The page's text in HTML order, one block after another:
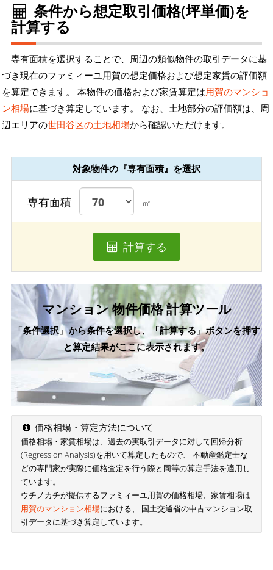
条件から想定取引価格(坪単価)を
計算する
専有面積を選択することで、周辺の類似物件の取引データに基
づき現在のファミィーユ用賀の想定価格および想定家賃の評価額
を算定できます。 本物件の価格および家賃算定は用賀のマンショ
ン相場に基づき算定しています。 なお、土地部分の評価額は、周
辺エリアの世田谷区の土地相場から確認いただけます。
対象物件の『専有面積』を選択
専有面積 ㎡
計算する
マンション 物件価格 計算ツール
「条件選択」から条件を選択し、「計算する」ボタンを押す
と算定結果がここに表示されます。
価格相場・算定方法について
価格相場・家賃相場は、過去の実取引データに対して回帰分析
(Regression Analysis)を用いて算定したもので、 不動産鑑定士な
どの専門家が実際に価格査定を行う際と同等の算定手法を適用し
ています。
ウチノカチが提供するファミィーユ用賀の価格相場、家賃相場は
用賀のマンション相場における、 国土交通省の中古マンション取
引データに基づき算定しています。